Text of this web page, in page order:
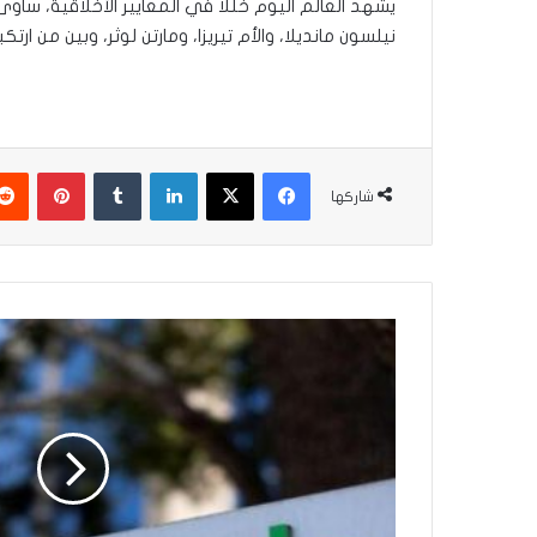
يشهد العالم اليوم خللًا في المعايير الأخلاقية،
نيلسون مانديلا، والأم تيريزا، ومارتن لوثر، وبين من
شاركها
فيسبوك
‫X لينكدإن
غوغل
الاصطناعي